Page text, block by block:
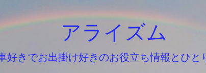
アライズム
好きでお出掛け好きのお役立ち情報とひと